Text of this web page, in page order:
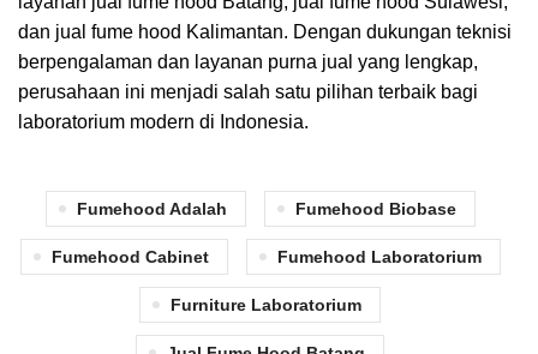
dan jual fume hood Kalimantan. Dengan dukungan teknisi
berpengalaman dan layanan purna jual yang lengkap,
perusahaan ini menjadi salah satu pilihan terbaik bagi
laboratorium modern di Indonesia.
Fumehood Adalah Fumehood Biobase
Fumehood Cabinet Fumehood Laboratorium
Furniture Laboratorium